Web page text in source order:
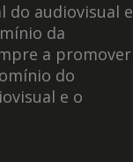
do audiovisual e
da
a promover
do
e o